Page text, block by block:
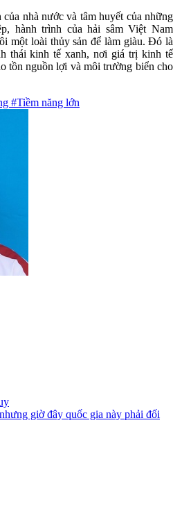
nhà nước và tâm huyết của những
hành trình của hải sâm Việt Nam
một loài thủy sản để làm giàu. Đó là
thái kinh tế xanh, nơi giá trị kinh tế
tồn nguồn lợi và môi trường biển cho
#Tiềm năng lớn
giờ đây quốc gia này phải đối